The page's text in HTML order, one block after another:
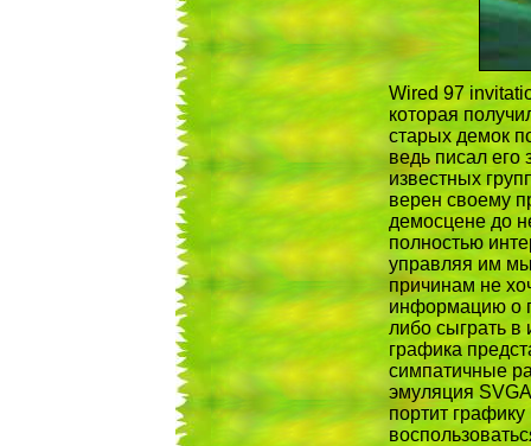
Wired 97
которая
старых демок
ведь писал его
известных
верен своему
демосцене до
полностью
управляя им
причинам не
информацию о
либо сыграть в
графика
симпатичные
эмуляция
портит